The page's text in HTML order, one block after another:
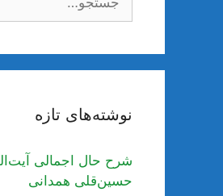
نوشته‌های تازه
شرح حال اجمالی
حسین‌قلی همدانی